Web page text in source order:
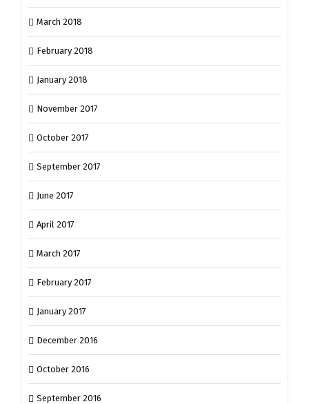
March 2018
February 2018
January 2018
November 2017
October 2017
September 2017
June 2017
April 2017
March 2017
February 2017
January 2017
December 2016
October 2016
September 2016